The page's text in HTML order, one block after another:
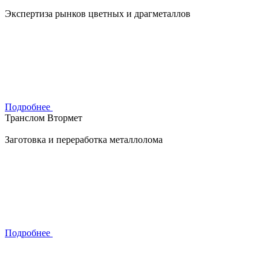
Экспертиза рынков цветных и драгметаллов
Подробнее
Транслом Втормет
Заготовка и переработка металлолома
Подробнее